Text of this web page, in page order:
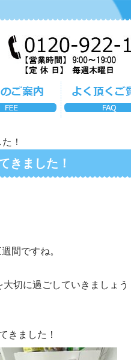
！
きました！
間ですね。
切に過ごしていきましょう
きました！